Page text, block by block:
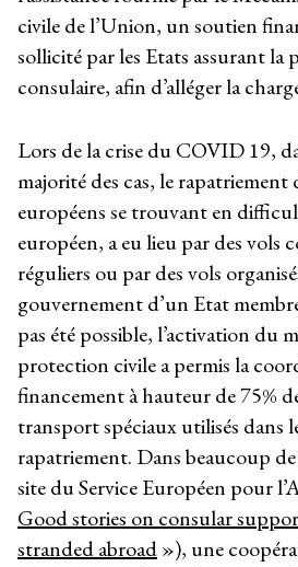
civile de l’Union, un soutien
sollicité par les Etats assurant la
consulaire, afin d’alléger la
Lors de la crise du COVID 19,
majorité des cas, le rapatriement
européens se trouvant en
européen, a eu lieu par des vols
réguliers ou par des vols
gouvernement d’un Etat
pas été possible, l’activation du
protection civile a permis la
financement à hauteur de 75%
transport spéciaux utilisés dans
rapatriement. Dans beaucoup
site du Service Européen pour
Good stories on consular
stranded abroad»), une